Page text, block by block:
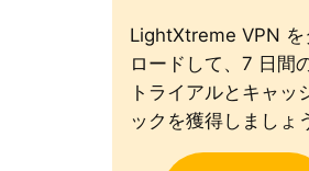
LightXtreme VPN を
ロードして、7 日間
トライアルとキャッ
ックを獲得しましょ